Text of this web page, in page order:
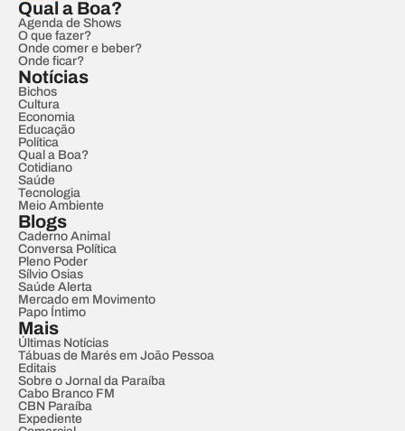
Qual a Boa?
Agenda de Shows
O que fazer?
Onde comer e beber?
Onde ficar?
Notícias
Bichos
Cultura
Economia
Educação
Política
Qual a Boa?
Cotidiano
Saúde
Tecnologia
Meio Ambiente
Blogs
Caderno Animal
Conversa Política
Pleno Poder
Sílvio Osias
Saúde Alerta
Mercado em Movimento
Papo Íntimo
Mais
Últimas Notícias
Tábuas de Marés em João Pessoa
Editais
Sobre o Jornal da Paraíba
Cabo Branco FM
CBN Paraíba
Expediente